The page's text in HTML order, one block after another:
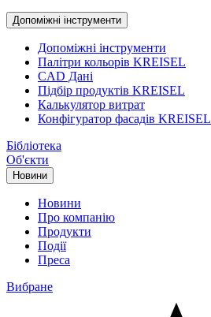
Допоміжні інструменти
Допоміжні інструменти
Палітри кольорів KREISEL
CAD Дані
Підбір продуктів KREISEL
Калькулятор витрат
Конфігуратор фасадів KREISEL
Бібліотека
Об'єкти
Новини
Новини
Про компанію
Продукти
Події
Преса
Вибране